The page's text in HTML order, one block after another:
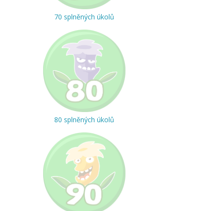
70 splněných úkolů
80 splněných úkolů